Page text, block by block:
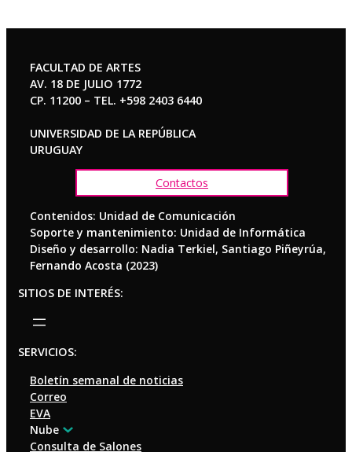
FACULTAD DE ARTES
AV. 18 DE JULIO 1772
CP. 11200 – TEL. +598 2403 6440
UNIVERSIDAD DE LA REPÚBLICA
URUGUAY
Contactos
Contenidos: Unidad de Comunicación
Soporte y mantenimiento: Unidad de Informática
Diseño y desarrollo: Nadia Terkiel, Santiago Piñeyrúa,
Fernando Acosta (2023)
SITIOS DE INTERÉS:
SERVICIOS:
Boletín semanal de noticias
Correo
EVA
Nube
Consulta de Salones